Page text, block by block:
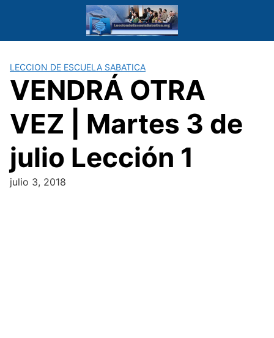
LECCION DE ESCUELA SABATICA
VENDRÁ OTRA
VEZ | Martes 3 de
julio Lección 1
julio 3, 2018